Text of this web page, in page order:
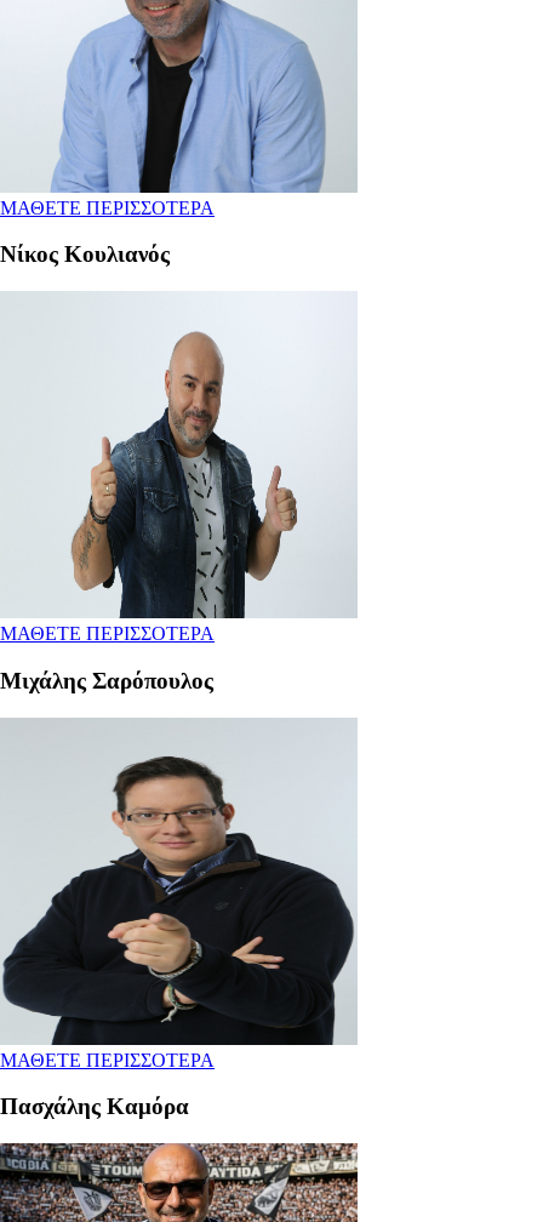
ΜΑΘΕΤΕ ΠΕΡΙΣΣΟΤΕΡΑ
Νίκος Κουλιανός
ΜΑΘΕΤΕ ΠΕΡΙΣΣΟΤΕΡΑ
Μιχάλης Σαρόπουλος
ΜΑΘΕΤΕ ΠΕΡΙΣΣΟΤΕΡΑ
Πασχάλης Καμόρα